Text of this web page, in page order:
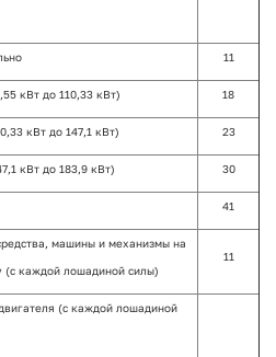
11
кВт до 110,33 кВт) 18
кВт до 147,1 кВт) 23
кВт до 183,9 кВт) 30
41
машины и механизмы на
(с каждой лошадиной силы)
11
(с каждой лошадиной